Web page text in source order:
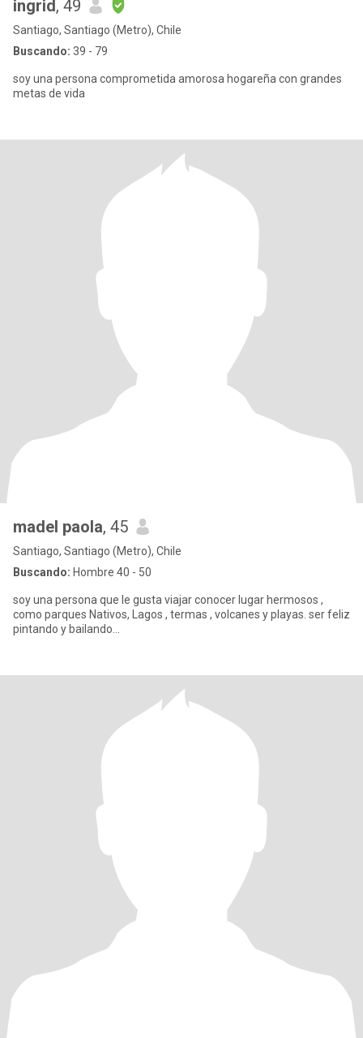
ingrid, 49
Santiago, Santiago (Metro), Chile
Buscando: 39 - 79
soy una persona comprometida amorosa hogareña con grandes
metas de vida
madel paola, 45
Santiago, Santiago (Metro), Chile
Buscando: Hombre 40 - 50
soy una persona que le gusta viajar conocer lugar hermosos ,
como parques Nativos, Lagos , termas , volcanes y playas. ser feliz
pintando y bailando...